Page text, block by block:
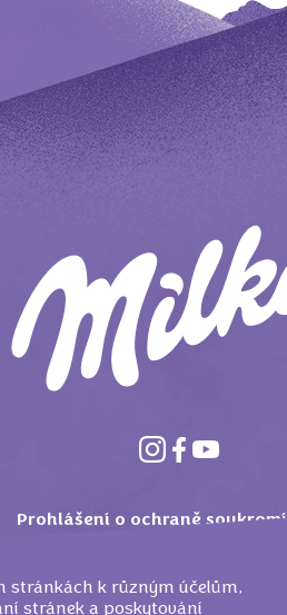
Prohlášení o ochraně soukromí
stránkách k různým účelům,
stránek a poskytování